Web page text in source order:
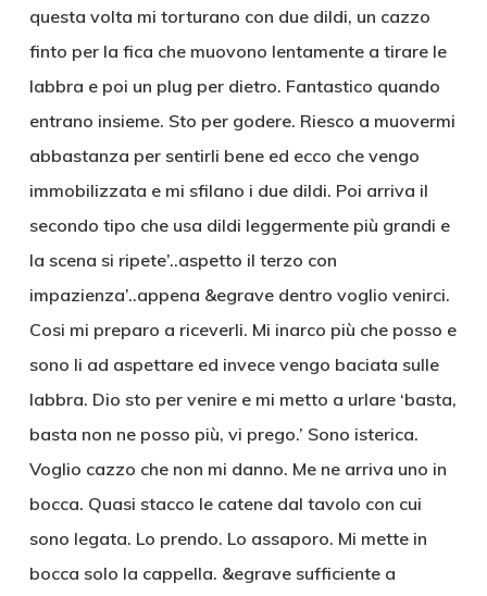
questa volta mi torturano con due dildi, un cazzo
finto per la fica che muovono lentamente a tirare le
labbra e poi un plug per dietro. Fantastico quando
entrano insieme. Sto per godere. Riesco a muovermi
abbastanza per sentirli bene ed ecco che vengo
immobilizzata e mi sfilano i due dildi. Poi arriva il
secondo tipo che usa dildi leggermente più grandi e
la scena si ripete’..aspetto il terzo con
impazienza’..appena &egrave dentro voglio venirci.
Cosi mi preparo a riceverli. Mi inarco più che posso e
sono li ad aspettare ed invece vengo baciata sulle
labbra. Dio sto per venire e mi metto a urlare ‘basta,
basta non ne posso più, vi prego.’ Sono isterica.
Voglio cazzo che non mi danno. Me ne arriva uno in
bocca. Quasi stacco le catene dal tavolo con cui
sono legata. Lo prendo. Lo assaporo. Mi mette in
bocca solo la cappella. &egrave sufficiente a